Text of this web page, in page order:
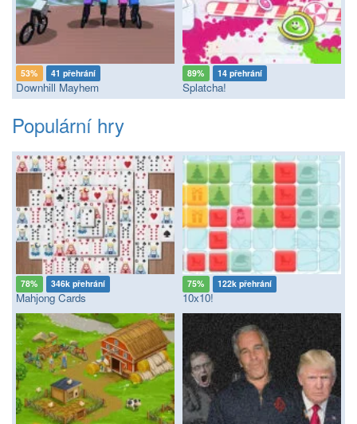
53% 41 přehrání
Downhill Mayhem
89% 14 přehrání
Splatcha!
Populární hry
78% 346k přehrání
Mahjong Cards
75% 122k přehrání
10x10!